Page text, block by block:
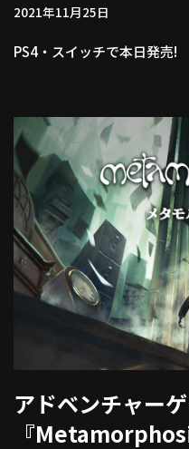
2021年11月25日
PS4・スイッチで本日発売!
アドベンチャー
『